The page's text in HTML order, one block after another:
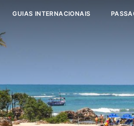
GUIAS INTERNACIONAIS